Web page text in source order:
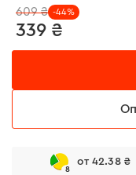
339 ₴
609 ₴ -44%
8
от 42.38 ₴